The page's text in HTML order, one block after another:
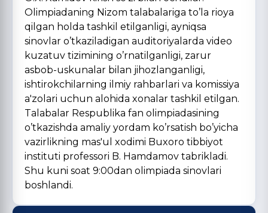
Olimpiadaning Nizom talabalariga to’la rioya
qilgan holda tashkil etilganligi, ayniqsa
sinovlar o’tkaziladigan auditoriyalarda video
kuzatuv tizimining o’rnatilganligi, zarur
asbob-uskunalar bilan jihozlanganligi,
ishtirokchilarning ilmiy rahbarlari va komissiya
a'zolari uchun alohida xonalar tashkil etilgan.
Talabalar Respublika fan olimpiadasining
o’tkazishda amaliy yordam ko’rsatish bo’yicha
vazirlikning mas'ul xodimi Buxoro tibbiyot
instituti professori B. Hamdamov tabrikladi.
Shu kuni soat 9:00dan olimpiada sinovlari
boshlandi.